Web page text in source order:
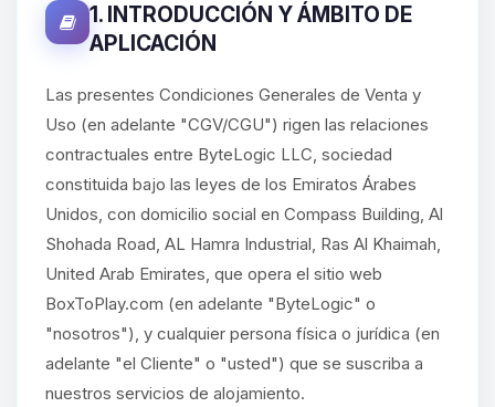
1. INTRODUCCIÓN Y ÁMBITO DE
APLICACIÓN
Las presentes Condiciones Generales de Venta y
Uso (en adelante "CGV/CGU") rigen las relaciones
contractuales entre ByteLogic LLC, sociedad
constituida bajo las leyes de los Emiratos Árabes
Unidos, con domicilio social en Compass Building, Al
Shohada Road, AL Hamra Industrial, Ras Al Khaimah,
United Arab Emirates, que opera el sitio web
BoxToPlay.com (en adelante "ByteLogic" o
"nosotros"), y cualquier persona física o jurídica (en
adelante "el Cliente" o "usted") que se suscriba a
nuestros servicios de alojamiento.